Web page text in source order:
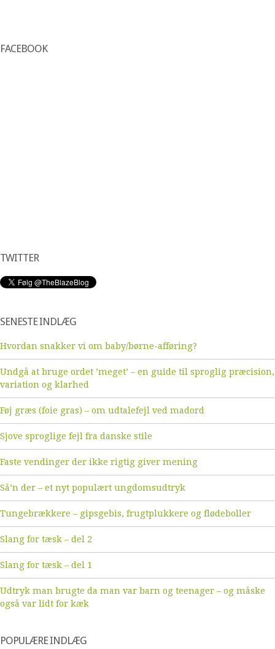
FACEBOOK
TWITTER
SENESTE INDLÆG
Hvordan snakker vi om baby/børne-afføring?
Undgå at bruge ordet ’meget’ – en guide til sproglig præcision,
variation og klarhed
Føj græs (foie gras) – om udtalefejl ved madord
Sjove sproglige fejl fra danske stile
Faste vendinger der ikke rigtig giver mening
Så’n der – et nyt populært ungdomsudtryk
Tungebrækkere – gipsgebis, frugtplukkere og flødeboller
Slang for tæsk – del 2
Slang for tæsk – del 1
Udtryk man brugte da man var barn og teenager – og måske
også var lidt for kæk
POPULÆRE INDLÆG